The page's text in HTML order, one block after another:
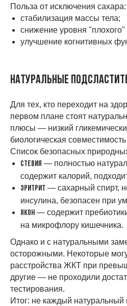
Польза от исключения сахара:
стабилизация массы тела;
снижение уровня "плохого"
улучшение когнитивных
Натуральные
Для тех, кто переходит на
первом плане стоят
плюсы — низкий
биологическая
Список безопасных
Стевия — полностью
содержит калорий,
Эритрит — сахарный спирт,
инсулина, безопасен при
Якон — содержит
на микрофлору кишечника.
Однако и с натуральными
осторожными. Некоторые
расстройства ЖКТ при
другие — не проходили
тестирования.
Итог: не каждый натуральный